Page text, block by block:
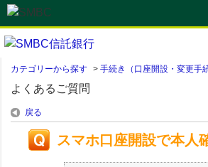
カテゴリーから探す > 手続き（口座開設・変更手
よくあるご質問
戻る
スマホ口座開設で本人